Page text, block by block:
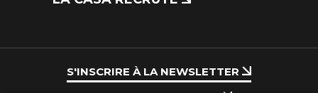
S'INSCRIRE À LA NEWSLETTER